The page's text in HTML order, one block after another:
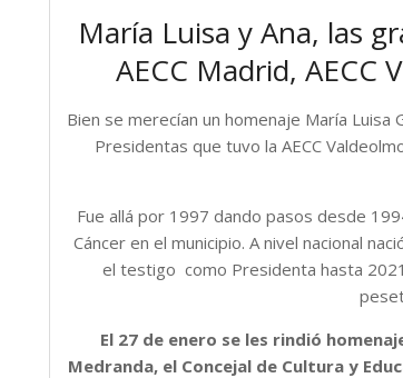
María Luisa y Ana, las
AECC Madrid,
Bien se merecían un homenaje María
Presidentas que tuvo la AECC
Fue allá por 1997 dando pasos desde
Cáncer en el municipio. A nivel nacional
el testigo como Presidenta hasta
El 27 de enero se les rindió
Medranda, el Concejal de Cultura y